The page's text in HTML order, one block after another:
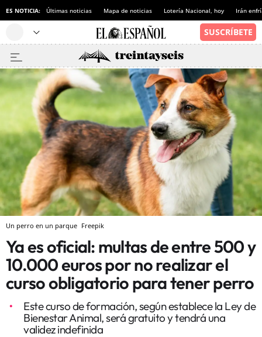
ES NOTICIA: Últimas noticias Mapa de noticias Lotería Nacional, hoy Irán
Un perro en un parque Freepik
Ya es oficial: multas de entre 500 y
10.000 euros por no realizar el
curso obligatorio para tener perro
Este curso de formación, según establece la Ley de
Bienestar Animal, será gratuito y tendrá una
validez indefinida